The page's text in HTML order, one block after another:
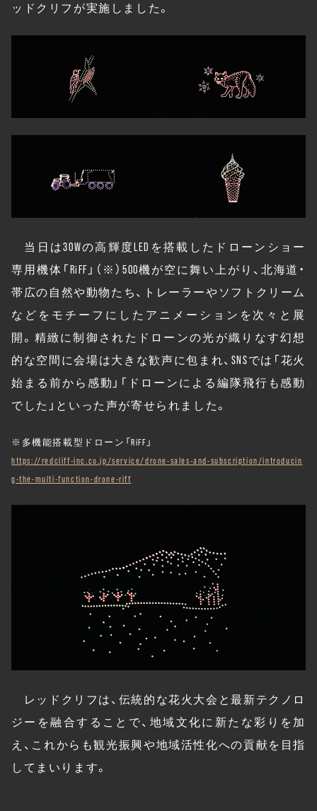
ッドクリフが実施しました。
当日は30Wの高輝度LEDを搭載したドローンショー
専用機体「RiFF」（※）500機が空に舞い上がり、北海道・
帯広の自然や動物たち、トレーラーやソフトクリーム
などをモチーフにしたアニメーションを次々と展
開。精緻に制御されたドローンの光が織りなす幻想
的な空間に会場は大きな歓声に包まれ、SNSでは「花火
始まる前から感動」「ドローンによる編隊飛行も感動
でした」といった声が寄せられました。
※多機能搭載型ドローン「RiFF」
https://redcliff-inc.co.jp/service/drone-sales-and-subscription/introducin
g-the-multi-function-drone-riff
レッドクリフは、伝統的な花火大会と最新テクノロ
ジーを融合することで、地域文化に新たな彩りを加
え、これからも観光振興や地域活性化への貢献を目指
してまいります。